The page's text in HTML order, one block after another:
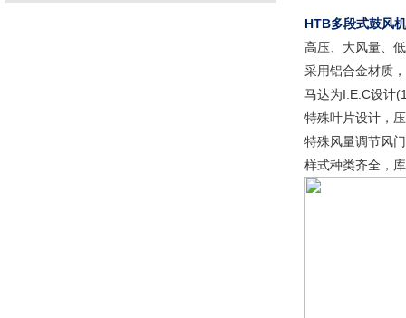
HTB多段式鼓风机
高压、大风量、
采用铝合金材质
马达为I.E.C设计
特殊叶片设计，
特殊风量调节风
样式种类齐全，